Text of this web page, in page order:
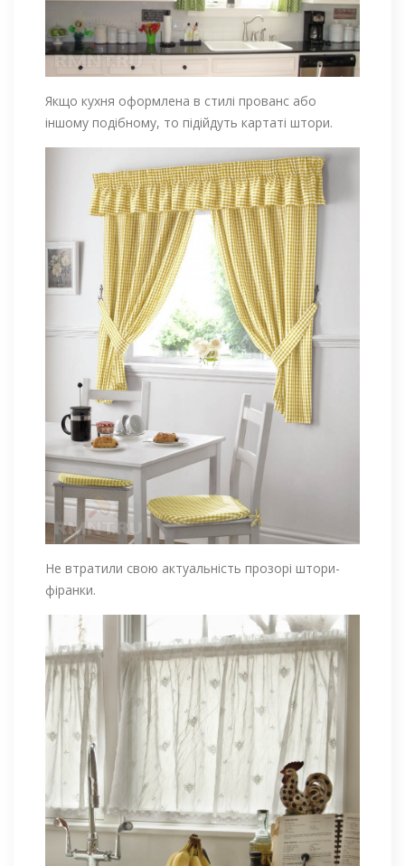
Якщо кухня оформлена в стилі прованс або
іншому подібному, то підійдуть картаті штори.
Не втратили свою актуальність прозорі штори-
фіранки.